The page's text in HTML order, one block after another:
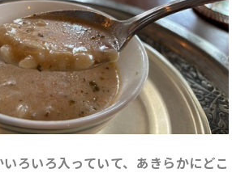
ろいろ入っていて、あきらかにどこ